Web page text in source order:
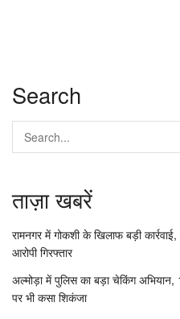
Search
ताज़ा खबरें
रामनगर में गोकशी के खिलाफ बड़ी
आरोपी गिरफ्तार
अल्मोड़ा में पुलिस का बड़ा चेकिंग अभियान,
पर भी कसा शिकंजा